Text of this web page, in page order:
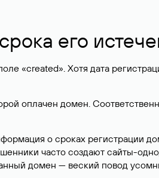
его
«created». Хотя дата
оплачен домен.
о сроках регистрации
часто создают сайты-
домен — веский повод